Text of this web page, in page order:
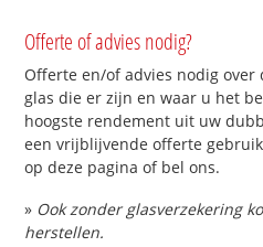
Offerte of advies nodig?
Offerte en/of advies nodig over
glas die er zijn en waar u het
hoogste rendement uit uw
een vrijblijvende offerte
op deze pagina of bel ons.
» Ook zonder glasverzekering
herstellen.